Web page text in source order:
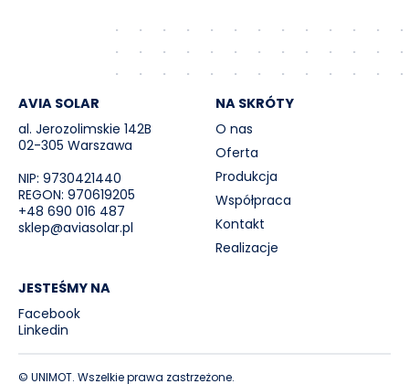
AVIA SOLAR
al. Jerozolimskie 142B
02-305 Warszawa
NIP: 9730421440
REGON: 970619205
+48 690 016 487
sklep@aviasolar.pl
NA SKRÓTY
O nas
Oferta
Produkcja
Współpraca
Kontakt
Realizacje
JESTEŚMY NA
Facebook
Linkedin
© UNIMOT. Wszelkie prawa zastrzeżone.